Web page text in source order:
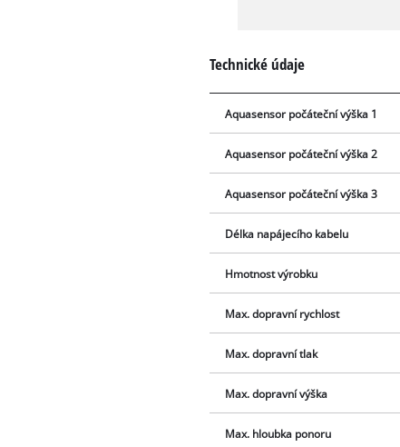
Technické údaje
Aquasensor počáteční výška 1
Aquasensor počáteční výška 2
Aquasensor počáteční výška 3
Délka napájecího kabelu
Hmotnost výrobku
Max. dopravní rychlost
Max. dopravní tlak
Max. dopravní výška
Max. hloubka ponoru